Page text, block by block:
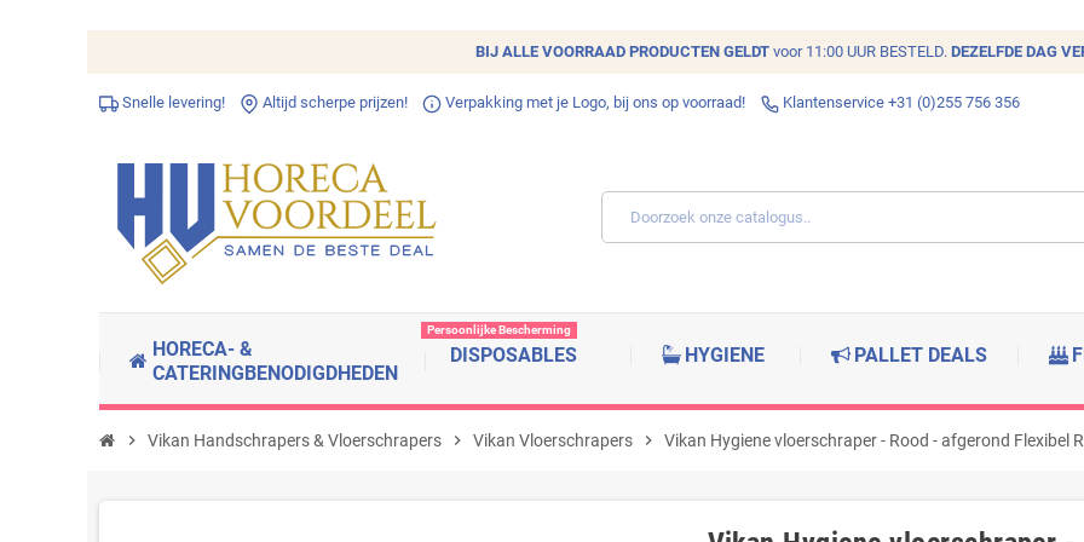
BIJ ALLE VOORRAAD PRODUCTEN GELDT voor 11:00 UUR BESTELD. DEZELFDE DAG
Snelle levering! Altijd scherpe prijzen! Verpakking met je Logo, bij ons op voorraad! Klantenservice +31 (0)255 756 356
HORECA- &
CATERINGBENODIGDHEDEN
DISPOSABLES
Persoonlijke Bescherming
HYGIENE PALLET DEALS
chevron_right Vikan Handschrapers & Vloerschrapers chevron_right Vikan Vloerschrapers chevron_right Vikan Hygiene vloerschraper - Rood - afgerond Flexibel